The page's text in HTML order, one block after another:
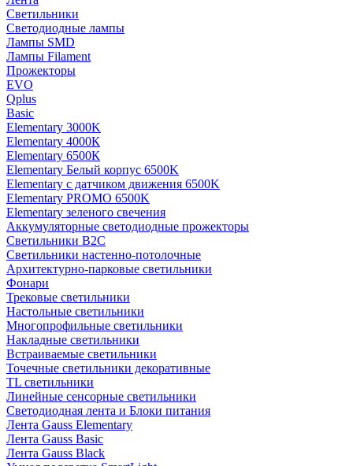
Светильники
Светодиодные лампы
Лампы SMD
Лампы Filament
Прожекторы
EVO
Qplus
Basic
Elementary 3000K
Elementary 4000К
Elementary 6500К
Elementary Белый корпус 6500K
Elementary с датчиком движения 6500K
Elementary PROMO 6500K
Elementary зеленого свечения
Аккумуляторные светодиодные прожекторы
Светильники B2C
Светильники настенно-потолочные
Архитектурно-парковые светильники
Фонари
Трековые светильники
Настольные светильники
Многопрофильные светильники
Накладные светильники
Встраиваемые светильники
Точечные светильники декоративные
TL светильники
Линейные сенсорные светильники
Светодиодная лента и Блоки питания
Лента Gauss Elementary
Лента Gauss Basic
Лента Gauss Black